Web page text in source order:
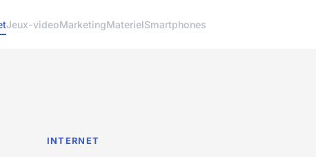
Jeux-videoMarketingMaterielSmartphones
INTERNET